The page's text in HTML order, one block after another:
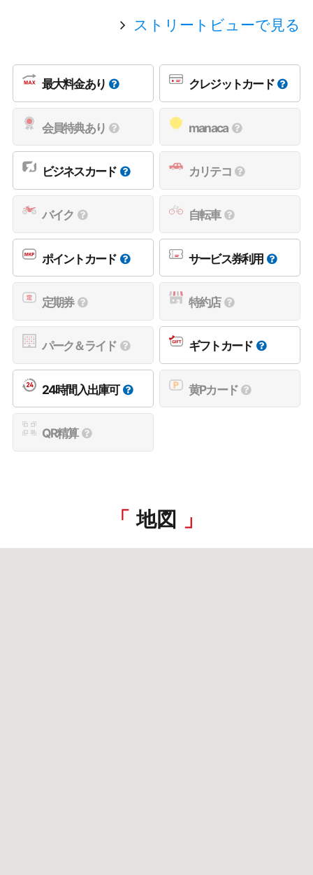
ストリートビューで見る
最大料金あり クレジットカード
会員特典あり manaca
ビジネスカード カリテコ
バイク 自転車
ポイントカード サービス券利用
定期券 特約店
パーク＆ライド ギフトカード
24時間入出庫可 黄Pカード
QR精算
地図